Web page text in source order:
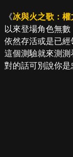
《冰與火之歌：權
以來登場角色無
依然存活或是已
這個測驗就來測
對的話可別說你是